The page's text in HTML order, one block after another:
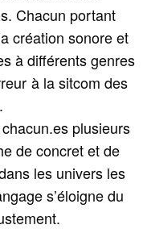
Chacun portant
création sonore et
à différents genres
à la sitcom des
plusieurs
de concret et de
les univers les
s’éloigne du